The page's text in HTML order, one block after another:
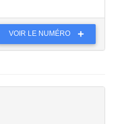
VOIR LE NUMÉRO